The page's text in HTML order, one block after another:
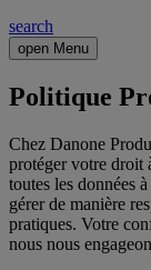
search
open Menu
Politique
Chez Danone
protéger votre droit
toutes les données
gérer de manière
pratiques. Votre
nous nous